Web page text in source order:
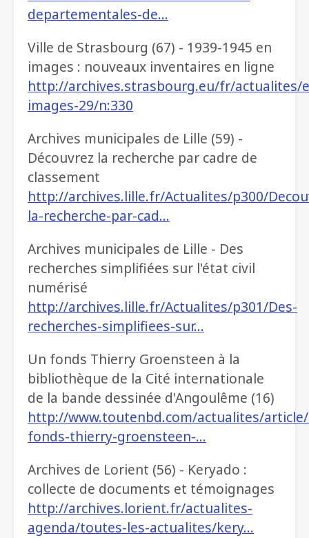
departementales-de…
Ville de Strasbourg (67) - 1939-1945 en
images : nouveaux inventaires en ligne
http://archives.strasbourg.eu/fr/actualites/
images-29/n:330
Archives municipales de Lille (59) -
Découvrez la recherche par cadre de
classement
http://archives.lille.fr/Actualites/p300/
la-recherche-par-cad…
Archives municipales de Lille - Des
recherches simplifiées sur l'état civil
numérisé
http://archives.lille.fr/Actualites/p301/Des-
recherches-simplifiees-sur…
Un fonds Thierry Groensteen à la
bibliothèque de la Cité internationale
de la bande dessinée d'Angoulême (16)
http://www.toutenbd.com/actualites/
fonds-thierry-groensteen-…
Archives de Lorient (56) - Keryado :
collecte de documents et témoignages
http://archives.lorient.fr/actualites-
agenda/toutes-les-actualites/kery…